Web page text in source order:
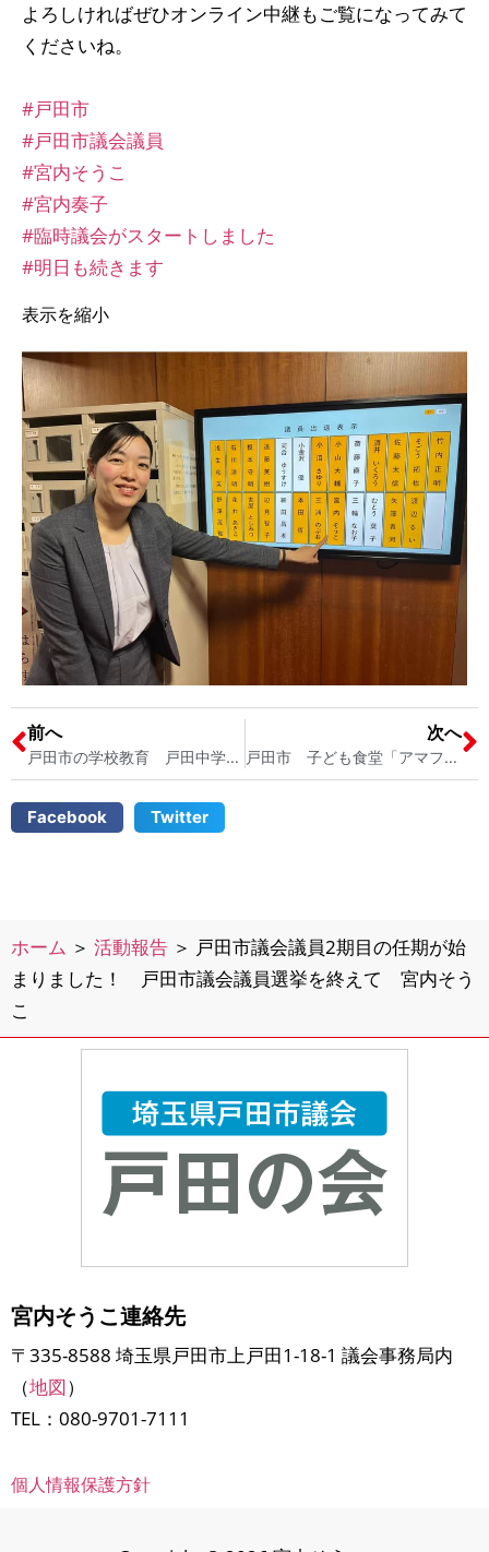
よろしければぜひオンライン中継もご覧になってみて
くださいね。
#戸田市
#戸田市議会議員
#宮内そうこ
#宮内奏子
#臨時議会がスタートしました
#明日も続きます
表示を縮小
前へ
戸田市の学校教育 戸田中学校のスキー教室が始まりました！ 戸田市議会議員 2児の母 宮内そうこ
次へ
戸田市 子ども食堂「アマフカフェ」が開催されました 戸田市のひとり親支援 子育て支援
Facebook Twitter
ホーム ＞ 活動報告 ＞ 戸田市議会議員2期目の任期が始
まりました！ 戸田市議会議員選挙を終えて 宮内そう
こ
宮内そうこ連絡先
〒335-8588 埼玉県戸田市上戸田1-18-1 議会事務局内
（地図）
TEL：080-9701-7111
個人情報保護方針